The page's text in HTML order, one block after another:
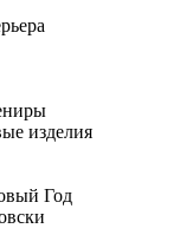
изделия
Год